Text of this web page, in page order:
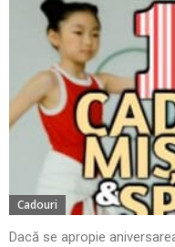
Cadouri
Dacă se apropie